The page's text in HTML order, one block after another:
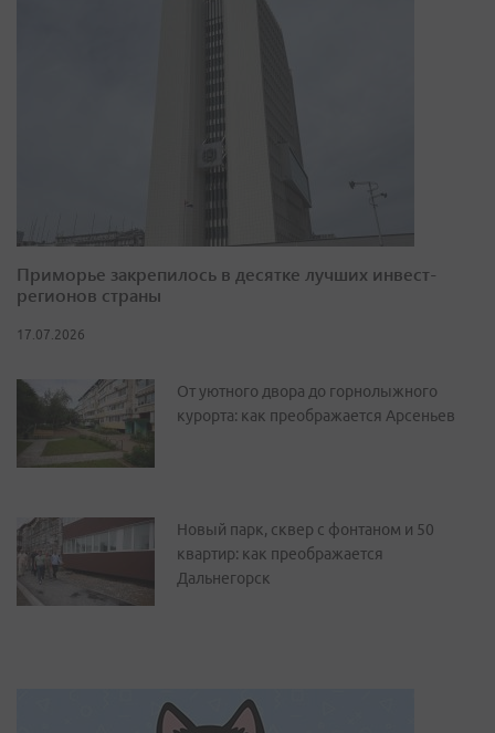
Приморье закрепилось в десятке лучших инвест-
регионов страны
17.07.2026
От уютного двора до горнолыжного
курорта: как преображается Арсеньев
Новый парк, сквер с фонтаном и 50
квартир: как преображается
Дальнегорск